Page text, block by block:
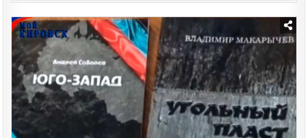
Posted
in